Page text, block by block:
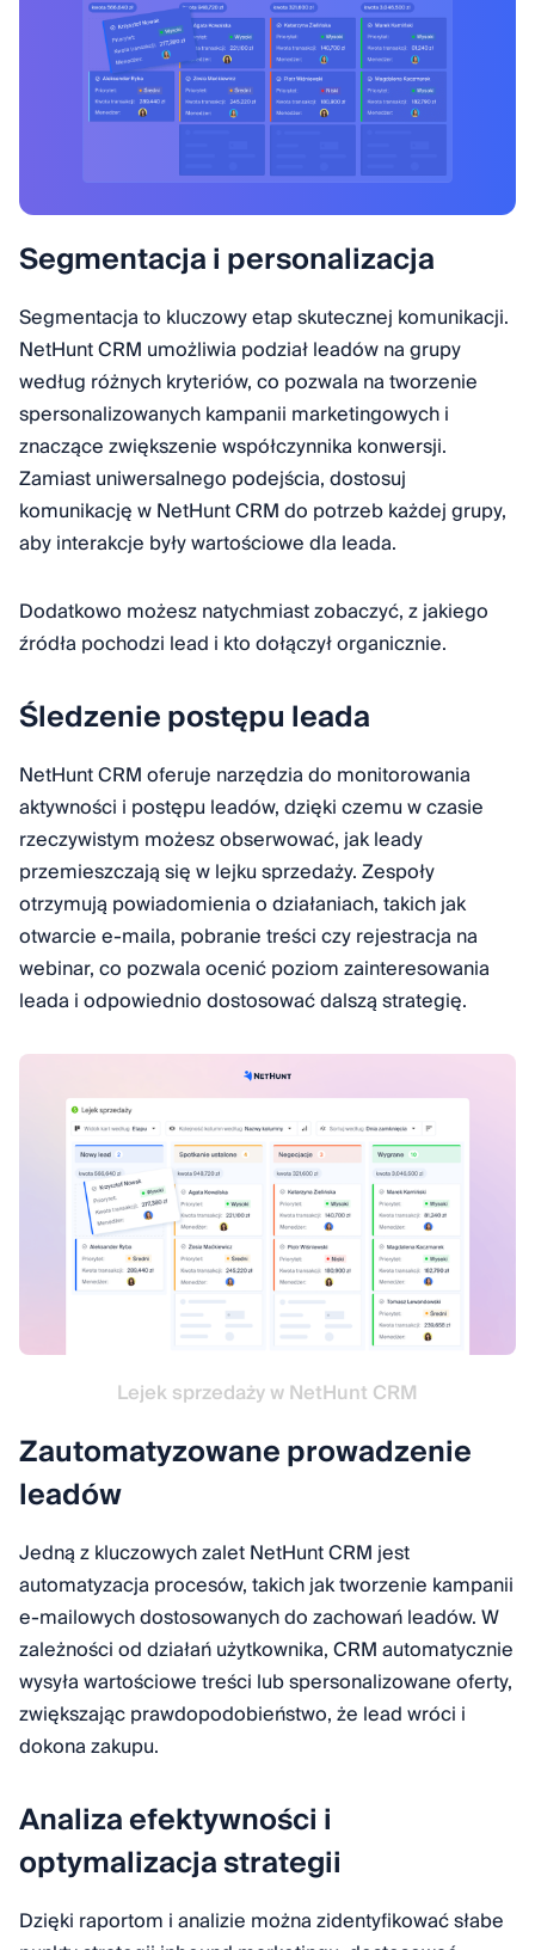
Segmentacja i personalizacja
Segmentacja to kluczowy etap skutecznej komunikacji.
NetHunt CRM umożliwia podział leadów na grupy
według różnych kryteriów, co pozwala na tworzenie
spersonalizowanych kampanii marketingowych i
znaczące zwiększenie współczynnika konwersji.
Zamiast uniwersalnego podejścia, dostosuj
komunikację w NetHunt CRM do potrzeb każdej grupy,
aby interakcje były wartościowe dla leada.
Dodatkowo możesz natychmiast zobaczyć, z jakiego
źródła pochodzi lead i kto dołączył organicznie.
Śledzenie postępu leada
NetHunt CRM oferuje narzędzia do monitorowania
aktywności i postępu leadów, dzięki czemu w czasie
rzeczywistym możesz obserwować, jak leady
przemieszczają się w lejku sprzedaży. Zespoły
otrzymują powiadomienia o działaniach, takich jak
otwarcie e-maila, pobranie treści czy rejestracja na
webinar, co pozwala ocenić poziom zainteresowania
leada i odpowiednio dostosować dalszą strategię.
Lejek sprzedaży w NetHunt CRM
Zautomatyzowane prowadzenie
leadów
Jedną z kluczowych zalet NetHunt CRM jest
automatyzacja procesów, takich jak tworzenie kampanii
e-mailowych dostosowanych do zachowań leadów. W
zależności od działań użytkownika, CRM automatycznie
wysyła wartościowe treści lub spersonalizowane oferty,
zwiększając prawdopodobieństwo, że lead wróci i
dokona zakupu.
Analiza efektywności i
optymalizacja strategii
Dzięki raportom i analizie można zidentyfikować słabe